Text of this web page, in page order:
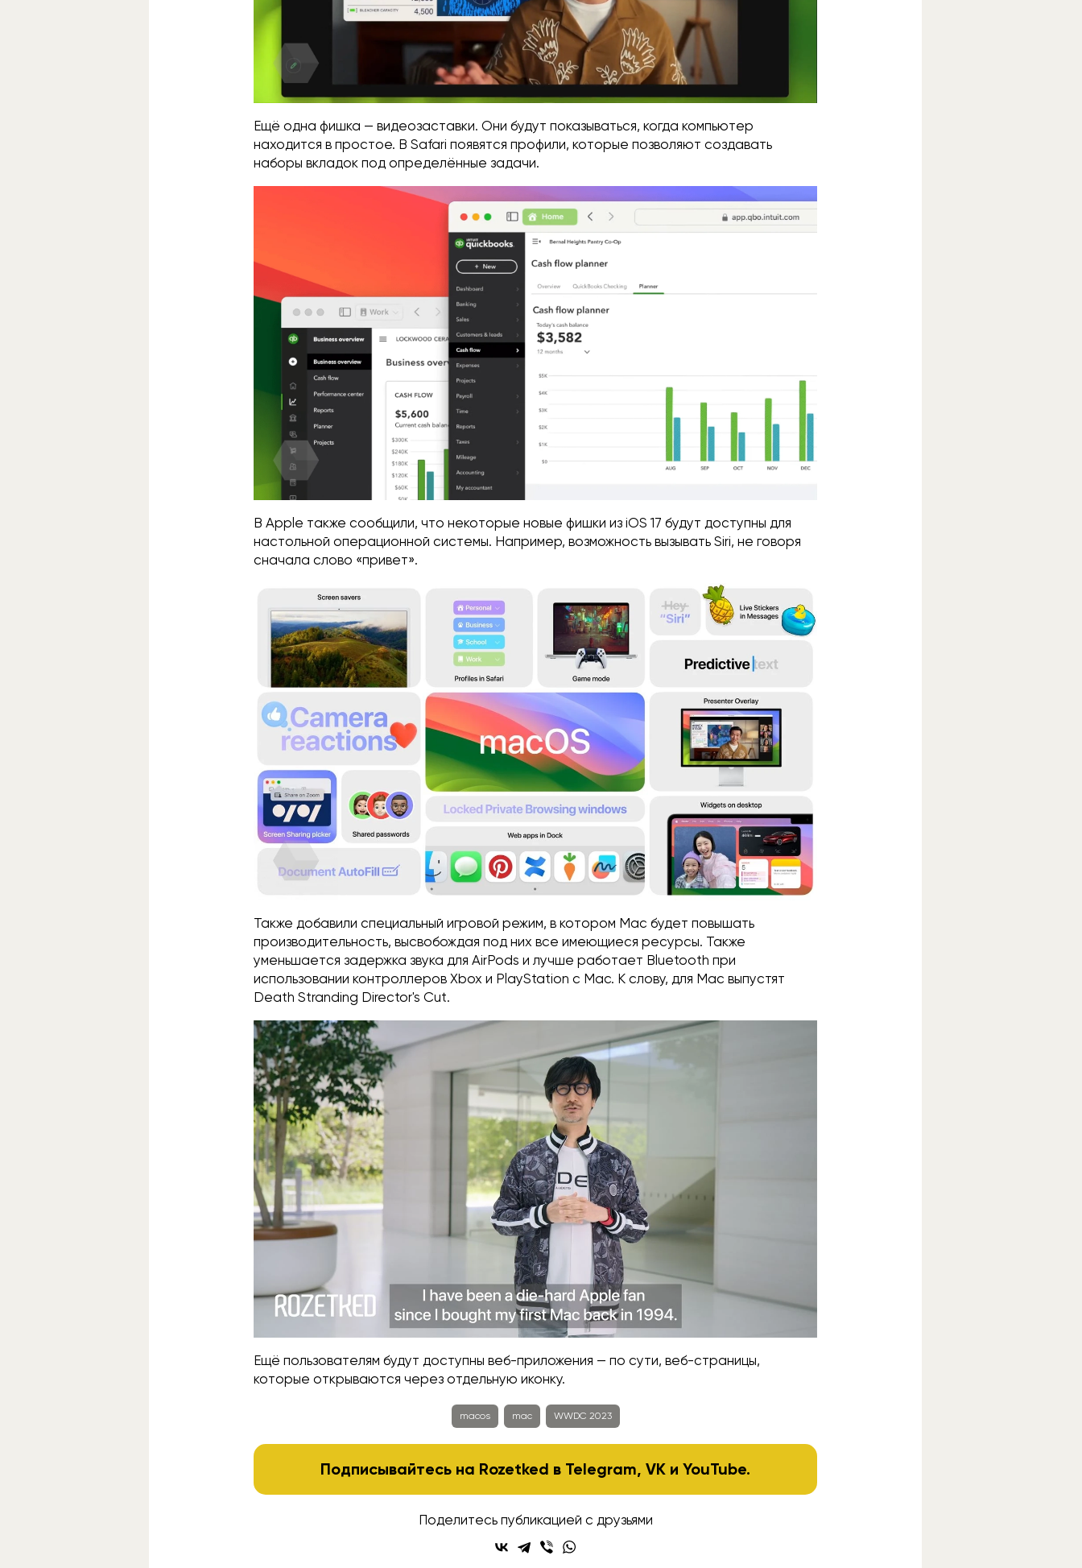
Ещё одна фишка — видеозаставки. Они будут показываться, когда компьютер
находится в простое. В Safari появятся профили, которые позволяют создавать
наборы вкладок под определённые задачи.
В Apple также сообщили, что некоторые новые фишки из iOS 17 будут доступны для
настольной операционной системы. Например, возможность вызывать Siri, не говоря
сначала слово «привет».
Также добавили специальный игровой режим, в котором Mac будет повышать
производительность, высвобождая под них все имеющиеся ресурсы. Также
уменьшается задержка звука для AirPods и лучше работает Bluetooth при
использовании контроллеров Xbox и PlayStation с Mac. К слову, для Mac выпустят
Death Stranding Director's Cut.
Ещё пользователям будут доступны веб-приложения — по сути, веб-страницы,
которые открываются через отдельную иконку.
macos mac WWDC 2023
Подписывайтесь на Rozetked в Telegram,VK иYouTube.
Поделитесь публикацией с друзьями